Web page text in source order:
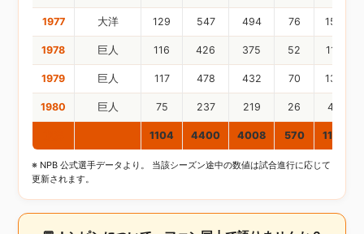
1977 大洋 129 547 494 76 153
1978 巨人 116 426 375 52 118
1979 巨人 117 478 432 70 135
1980 巨人 75 237 219 26 49
1104 4400 4008 570 1175
※ NPB 公式選手データより。 当該シーズン途中の数値は試合進行に応じて
更新されます。